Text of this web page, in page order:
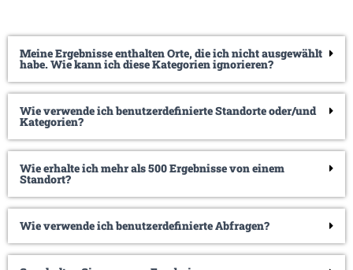
Meine Ergebnisse enthalten Orte, die ich nicht ausgewählt
habe. Wie kann ich diese Kategorien ignorieren?
Wie verwende ich benutzerdefinierte Standorte oder/und
Kategorien?
Wie erhalte ich mehr als 500 Ergebnisse von einem
Standort?
Wie verwende ich benutzerdefinierte Abfragen?